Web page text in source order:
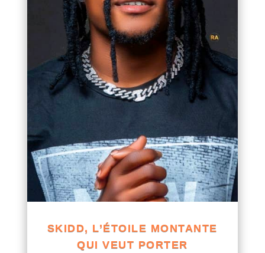
SKIDD, L’ÉTOILE MONTANTE
QUI VEUT PORTER